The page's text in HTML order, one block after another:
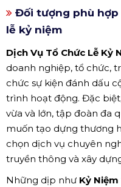
Đối tượng phù
lễ kỷ niệm
Dịch Vụ Tổ Chức Lễ Kỷ
doanh nghiệp, tổ chức,
chức sự kiện đánh dấu
trình hoạt động. Đặc
vừa và lớn, tập đoàn đa
muốn tạo dựng thương
chọn dịch vụ chuyên
truyền thông và xây
Những dịp như Kỷ